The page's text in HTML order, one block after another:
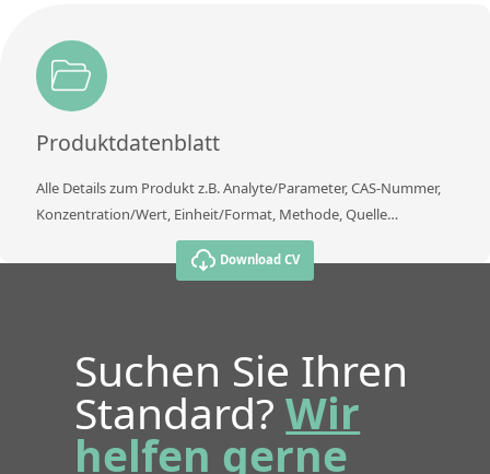
Produktdatenblatt
Alle Details zum Produkt z.B. Analyte/Parameter, CAS-Nummer,
Konzentration/Wert, Einheit/Format, Methode, Quelle…
Download CV
Suchen Sie Ihren
Standard?Wir
helfen gerne